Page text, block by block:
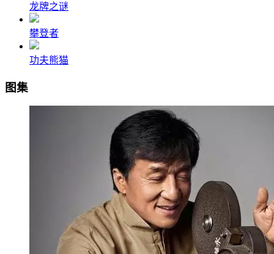
龙牌之谜
攀登者
功夫熊猫
图集